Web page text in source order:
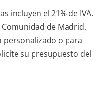
incluyen el 21% de IVA.
de Madrid.
personalizado o para
su presupuesto del